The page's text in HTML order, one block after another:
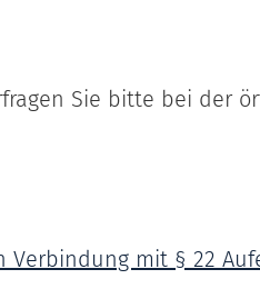
Sie bitte bei der
Verbindung mit § 22